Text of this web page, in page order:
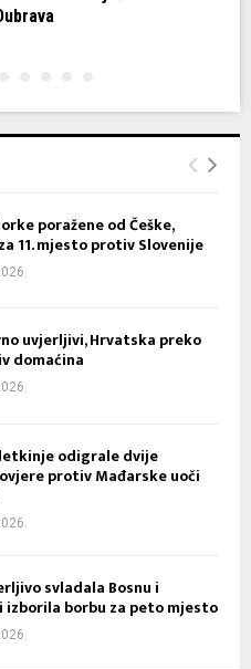
poražene od Češke,
11. mjesto protiv Slovenije
uvjerljivi, Hrvatska preko
domaćina
odigrale dvije
protiv Mađarske uoči
svladala Bosnu i
izborila borbu za peto mjesto